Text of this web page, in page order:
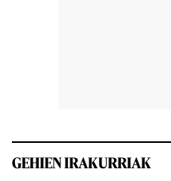
GEHIEN IRAKURRIAK